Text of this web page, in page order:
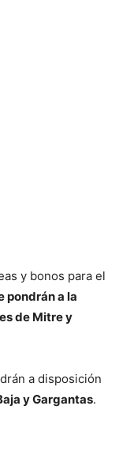
y bonos para el
pondrán a la
de Mitre y
a disposición
y Gargantas.